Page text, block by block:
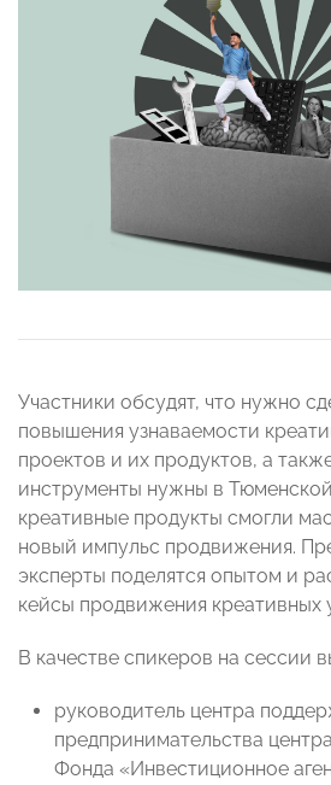
Участники обсудят, что нужно
повышения узнаваемости
проектов и их продуктов, а
инструменты нужны в
креативные продукты смогли
новый импульс продвижения.
эксперты поделятся опытом и
кейсы продвижения креативных
В качестве спикеров на сессии
руководитель центра
предпринимательства
Фонда «Инвестиционное